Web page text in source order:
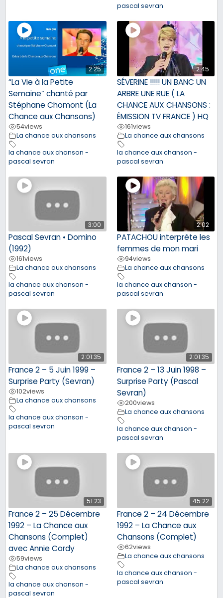
pascal sevran
2:25
“La Vie à la Petite
Semaine” chanté par
Stéphane Chomont (La
Chance aux Chansons)
54views
La chance aux chansons
la chance aux chanson -
pascal sevran
2:45
SÉVERINE !!!!! UN BANC UN
ARBRE UNE RUE ( LA
CHANCE AUX CHANSONS :
ÉMISSION TV FRANCE ) HQ
161views
La chance aux chansons
la chance aux chanson -
pascal sevran
3:00
Pascal Sevran • Domino
(1992)
161views
La chance aux chansons
la chance aux chanson -
pascal sevran
2:02
PATACHOU interprète les
femmes de mon mari
94views
La chance aux chansons
la chance aux chanson -
pascal sevran
2:01:35
France 2 – 5 Juin 1999 –
Surprise Party (Sevran)
102views
La chance aux chansons
la chance aux chanson -
pascal sevran
2:01:35
France 2 – 13 Juin 1998 –
Surprise Party (Pascal
Sevran)
200views
La chance aux chansons
la chance aux chanson -
pascal sevran
51:23
France 2 – 25 Décembre
1992 – La Chance aux
Chansons (Complet)
avec Annie Cordy
59views
La chance aux chansons
la chance aux chanson -
pascal sevran
45:22
France 2 – 24 Décembre
1992 – La Chance aux
Chansons (Complet)
62views
La chance aux chansons
la chance aux chanson -
pascal sevran